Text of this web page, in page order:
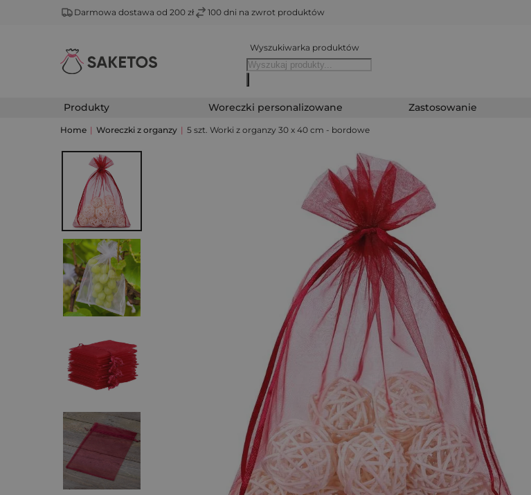
Darmowa dostawa od 200 zł 100 dni na zwrot produktów
Wyszukiwarka produktów
Produkty Woreczki personalizowane Zastosowanie
Home | Woreczki z organzy | 5 szt. Worki z organzy 30 x 40 cm - bordowe